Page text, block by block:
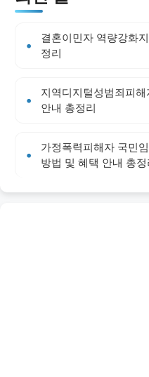
결혼이민자 역량강화
정리
지역디지털성범죄피
안내 총정리
가정폭력피해자 국민
방법 및 혜택 안내 총정